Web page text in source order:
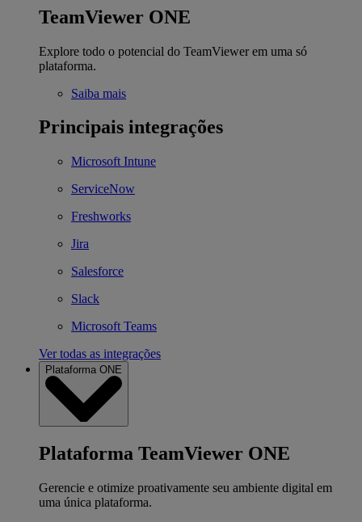
TeamViewer ONE
Explore todo o potencial do TeamViewer em uma só
plataforma.
Saiba mais
Principais integrações
Microsoft Intune
ServiceNow
Freshworks
Jira
Salesforce
Slack
Microsoft Teams
Ver todas as integrações
Plataforma ONE
Plataforma TeamViewer ONE
Gerencie e otimize proativamente seu ambiente digital em
uma única plataforma.